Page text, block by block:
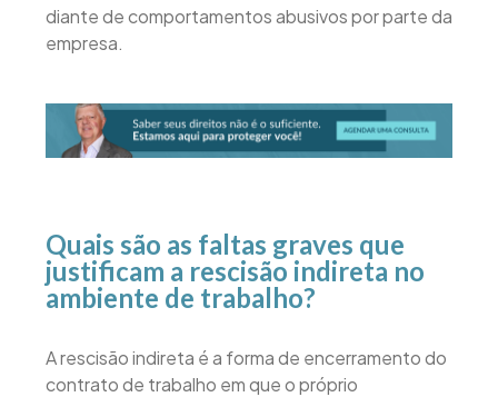
diante de comportamentos abusivos por parte da
empresa.
Quais são as faltas graves que
justificam a rescisão indireta no
ambiente de trabalho?
A rescisão indireta é a forma de encerramento do
contrato de trabalho em que o próprio